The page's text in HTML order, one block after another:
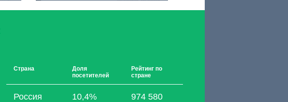
Страна
Доля
посетителей
Рейтинг по
стране
Россия 10,4% 974 580